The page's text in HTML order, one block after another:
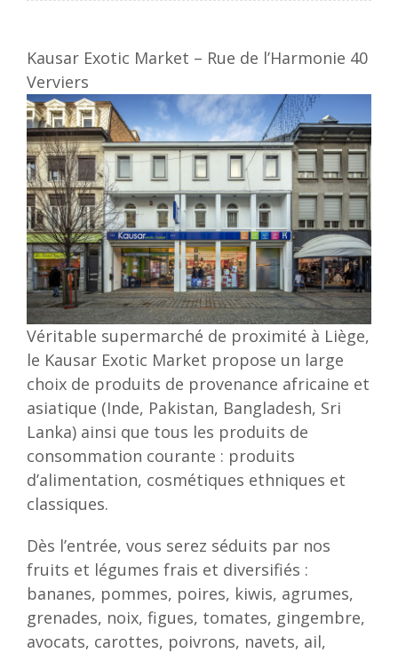
Kausar Exotic Market – Rue de l’Harmonie 40
Verviers
Véritable supermarché de proximité à Liège,
le Kausar Exotic Market propose un large
choix de produits de provenance africaine et
asiatique (Inde, Pakistan, Bangladesh, Sri
Lanka) ainsi que tous les produits de
consommation courante : produits
d’alimentation, cosmétiques ethniques et
classiques.
Dès l’entrée, vous serez séduits par nos
fruits et légumes frais et diversifiés :
bananes, pommes, poires, kiwis, agrumes,
grenades, noix, figues, tomates, gingembre,
avocats, carottes, poivrons, navets, ail,